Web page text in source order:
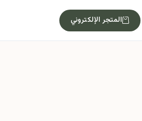
المتجر الإلكتروني